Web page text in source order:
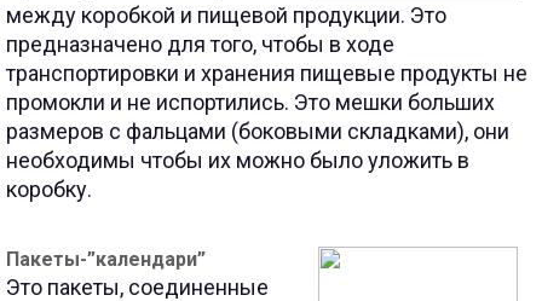
между коробкой и пищевой продукции. Это
предназначено для того, чтобы в ходе
транспортировки и хранения пищевые продукты не
промокли и не испортились. Это мешки больших
размеров с фальцами (боковыми складками), они
необходимы чтобы их можно было уложить в
коробку.
Пакеты-”календари”
Это пакеты, соединенные